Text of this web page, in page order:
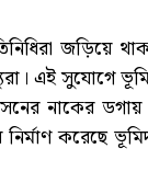
জড়িয়ে
এই সুযোগে
নাকের
নির্মাণ করেছে